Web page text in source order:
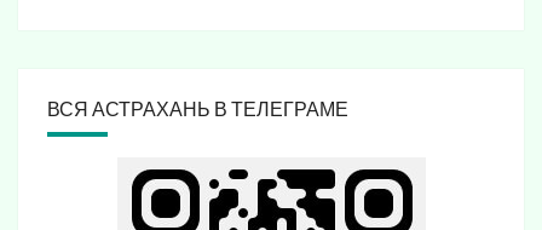
ВСЯ АСТРАХАНЬ В ТЕЛЕГРАМЕ